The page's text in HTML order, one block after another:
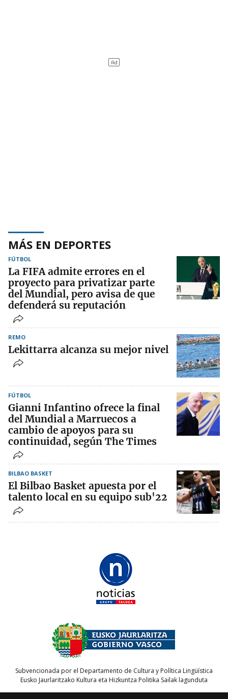
MÁS EN DEPORTES
FÚTBOL
La FIFA admite errores en el
proyecto para privatizar parte
del Mundial, pero avisa de que
defenderá su reputación
REMO
Lekittarra alcanza su mejor nivel
FÚTBOL
Gianni Infantino ofrece la final
del Mundial a Marruecos a
cambio de apoyos para su
continuidad, según The Times
BILBAO BASKET
El Bilbao Basket apuesta por el
talento local en su equipo sub'22
Subvencionada por el Departamento de Cultura y Política Lingüística
Eusko Jaurlaritzako Kultura eta Hizkuntza Politika Sailak lagunduta